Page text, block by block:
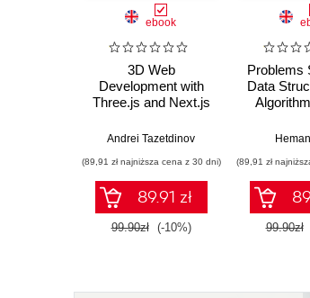
ebook
3D Web
Development with
Three.js and Next.js
Andrei Tazetdinov
(89,91 zł najniższa cena z 30 dni)
89.91 zł
99.90zł (-10%)
Problems
Data
(89,91 zł
99.90zł